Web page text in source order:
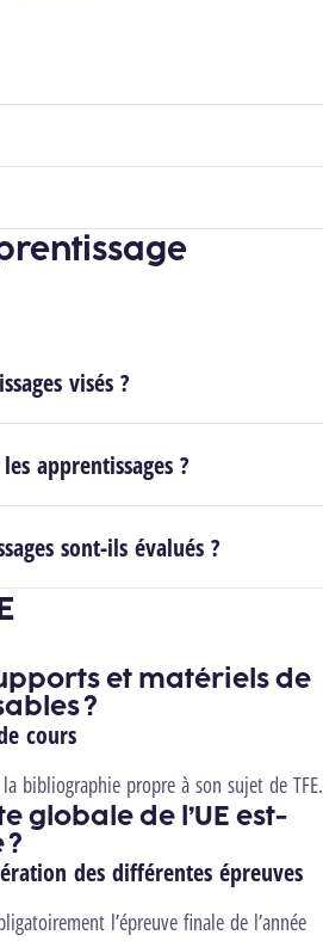
visés ?
apprentissages ?
sont-ils évalués ?
et matériels de
?
cours
bibliographie propre à son sujet de TFE.
globale de l’UE est-
des différentes épreuves
l’épreuve finale de l’année